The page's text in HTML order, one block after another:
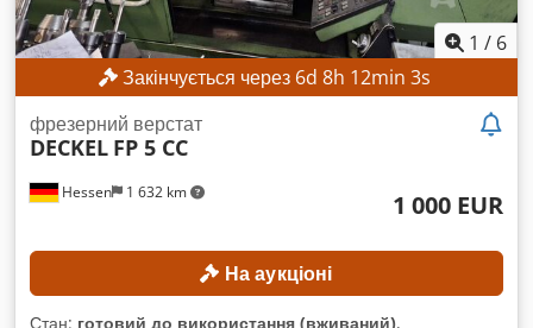
1 / 6
Закінчується через 6d 8h 12min 1s
Hessen 1 632 km
фрезерний верстат
DECKEL FP 5 CC
1 000 EUR
На аукціоні
Стан: готовий до використання (вживаний),